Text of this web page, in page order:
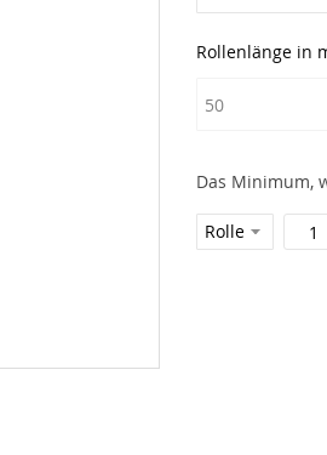
Rollenlänge in
Das Minimum,